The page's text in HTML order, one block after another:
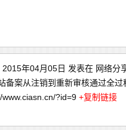
2015年04月05日 发表在 网络分
备案从注销到重新审核通过全过
www.ciasn.cn/?id=9 +复制链接